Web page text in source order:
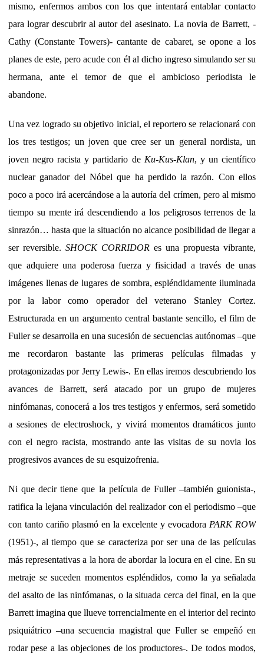
mismo, enfermos ambos con los que intentará entablar contacto
para lograr descubrir al autor del asesinato. La novia de Barrett, -
Cathy (Constante Towers)- cantante de cabaret, se opone a los
planes de este, pero acude con él al dicho ingreso simulando ser su
hermana, ante el temor de que el ambicioso periodista le
abandone.
Una vez logrado su objetivo inicial, el reportero se relacionará con
los tres testigos; un joven que cree ser un general nordista, un
joven negro racista y partidario de Ku-Kus-Klan, y un científico
nuclear ganador del Nóbel que ha perdido la razón. Con ellos
poco a poco irá acercándose a la autoría del crímen, pero al mismo
tiempo su mente irá descendiendo a los peligrosos terrenos de la
sinrazón… hasta que la situación no alcance posibilidad de llegar a
ser reversible. SHOCK CORRIDOR es una propuesta vibrante,
que adquiere una poderosa fuerza y fisicidad a través de unas
imágenes llenas de lugares de sombra, espléndidamente iluminada
por la labor como operador del veterano Stanley Cortez.
Estructurada en un argumento central bastante sencillo, el film de
Fuller se desarrolla en una sucesión de secuencias autónomas –que
me recordaron bastante las primeras películas filmadas y
protagonizadas por Jerry Lewis-. En ellas iremos descubriendo los
avances de Barrett, será atacado por un grupo de mujeres
ninfómanas, conocerá a los tres testigos y enfermos, será sometido
a sesiones de electroshock, y vivirá momentos dramáticos junto
con el negro racista, mostrando ante las visitas de su novia los
progresivos avances de su esquizofrenia.
Ni que decir tiene que la película de Fuller –también guionista-,
ratifica la lejana vinculación del realizador con el periodismo –que
con tanto cariño plasmó en la excelente y evocadora PARK ROW
(1951)-, al tiempo que se caracteriza por ser una de las películas
más representativas a la hora de abordar la locura en el cine. En su
metraje se suceden momentos espléndidos, como la ya señalada
del asalto de las ninfómanas, o la situada cerca del final, en la que
Barrett imagina que llueve torrencialmente en el interior del recinto
psiquiátrico –una secuencia magistral que Fuller se empeñó en
rodar pese a las objeciones de los productores-. De todos modos,